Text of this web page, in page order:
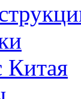
Китая